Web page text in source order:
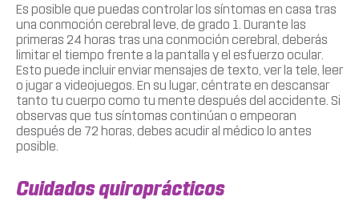
Es posible que puedas controlar los síntomas en casa tras
una conmoción cerebral leve, de grado 1. Durante las
primeras 24 horas tras una conmoción cerebral, deberás
limitar el tiempo frente a la pantalla y el esfuerzo ocular.
Esto puede incluir enviar mensajes de texto, ver la tele, leer
o jugar a videojuegos. En su lugar, céntrate en descansar
tanto tu cuerpo como tu mente después del accidente. Si
observas que tus síntomas continúan o empeoran
después de 72 horas, debes acudir al médico lo antes
posible.
Cuidados quiroprácticos